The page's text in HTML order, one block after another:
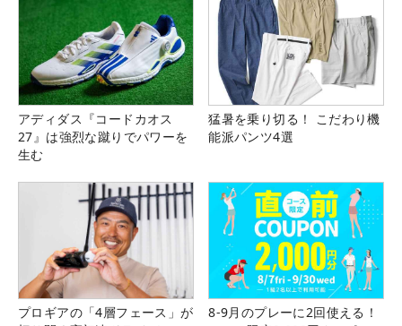
アディダス『コードカオス
27』は強烈な蹴りでパワーを
生む
猛暑を乗り切る！ こだわり機
能派パンツ4選
プロギアの「4層フェース」が
8-9月のプレーに2回使える！